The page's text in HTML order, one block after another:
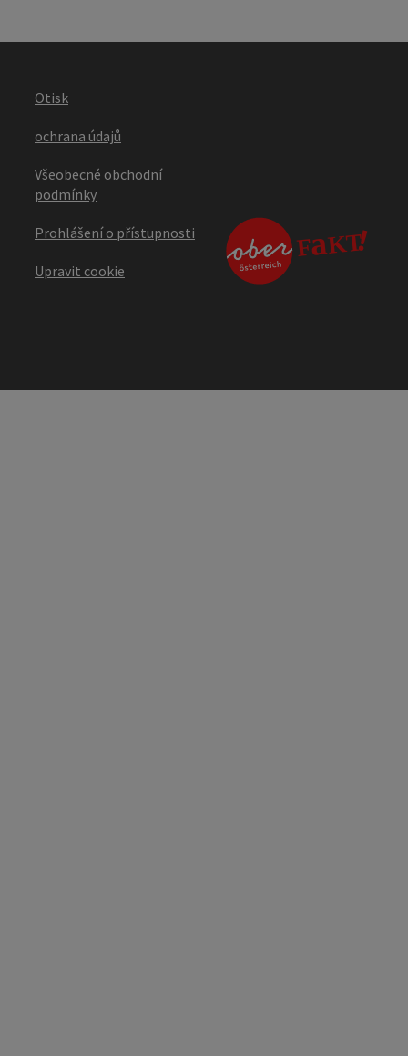
Otisk
ochrana údajů
Všeobecné obchodní
podmínky
Prohlášení o přístupnosti
Upravit cookie